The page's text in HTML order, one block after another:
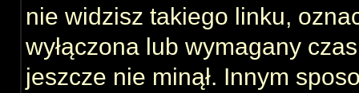
nie widzisz takiego linku,
wyłączona lub wymagany
jeszcze nie minął. Innym